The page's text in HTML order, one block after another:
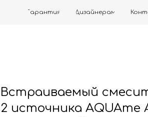
Контакты
Дизайнерам
Встраиваемый
2 источника AQUAme